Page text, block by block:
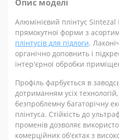
Опис моделі
Алюмінієвий плінтус
прямокутної форми з
плінтусів для підлоги.
органічно доповнить і
інтер'єрної обробки
Профіль фарбується в
дотриманням усіх
безпроблемну багаторічну
плінтуса. Стійкість до
променів дозволяє
комерційних об'єктах з